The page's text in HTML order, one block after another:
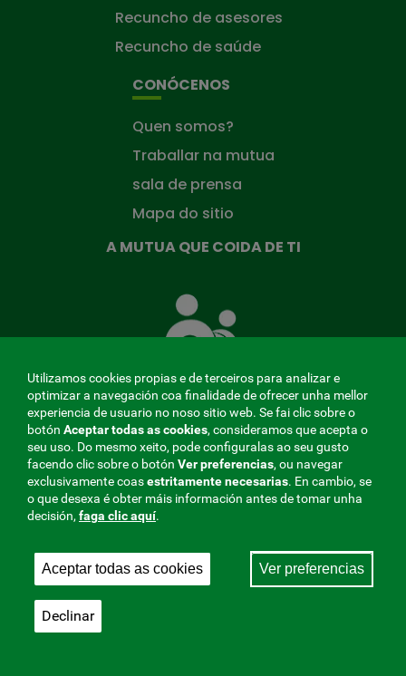
Recuncho de asesores
Recuncho de saúde
CONÓCENOS
Quen somos?
Traballar na mutua
sala de prensa
Mapa do sitio
A MUTUA QUE COIDA DE TI
Mutua
que
MENÚ
REDES
SOCIALES
V20
Mutua Colaboradora coa Seguridade Social, 275.
Utilizamos cookies propias e de terceiros para analizar e
optimizar a navegación coa finalidade de ofrecer unha mellor
experiencia de usuario no noso sitio web. Se fai clic sobre o
botón Aceptar todas as cookies, consideramos que acepta o
seu uso. Do mesmo xeito, pode configuralas ao seu gusto
facendo clic sobre o botón Ver preferencias, ou navegar
exclusivamente coasestritamentenecesarias. En cambio, se
o que desexa é obter máis información antes de tomar unha
decisión, faga clic aquí.
Aceptar todas as cookies Ver preferencias
Declinar